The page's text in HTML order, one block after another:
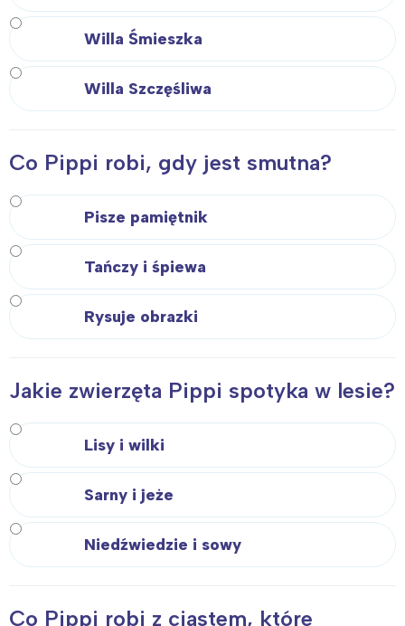
Willa Śmieszka
Willa Szczęśliwa
Co Pippi robi, gdy jest smutna?
Pisze pamiętnik
Tańczy i śpiewa
Rysuje obrazki
Jakie zwierzęta Pippi spotyka w lesie?
Lisy i wilki
Sarny i jeże
Niedźwiedzie i sowy
Co Pippi robi z ciastem, które